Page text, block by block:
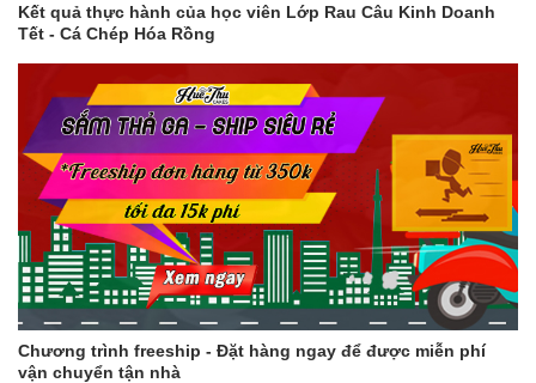
Kết quả thực hành của học viên Lớp Rau Câu Kinh Doanh
Tết - Cá Chép Hóa Rồng
Chương trình freeship - Đặt hàng ngay để được miễn phí
vận chuyển tận nhà